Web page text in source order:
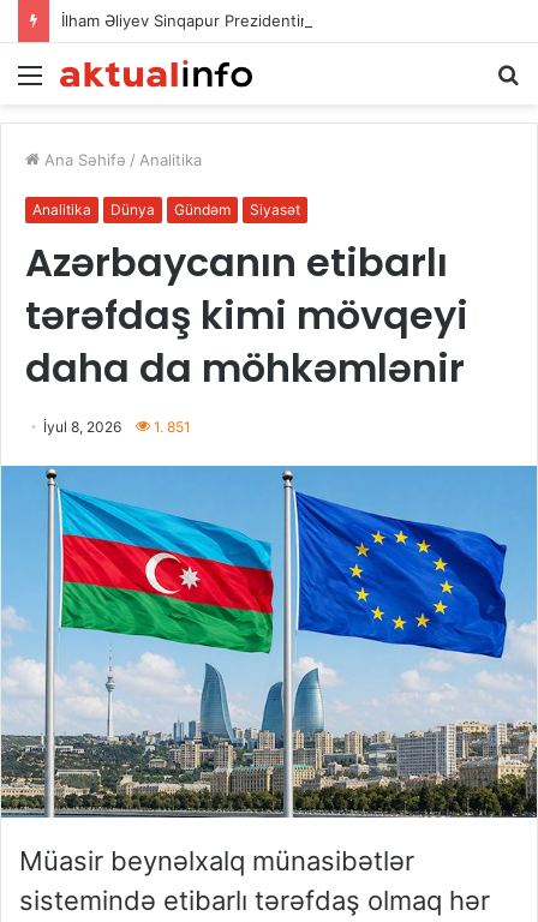
İlham Əliyev Sinqapur Prezidentini təbrik etdi
Menu
Ana Səhifə / Analitika
Analitika Dünya Gündəm Siyasət
Azərbaycanın etibarlı
tərəfdaş kimi mövqeyi
daha da möhkəmlənir
İyul 8, 2026 1. 851
Müasir beynəlxalq münasibətlər
sistemində etibarlı tərəfdaş olmaq hər